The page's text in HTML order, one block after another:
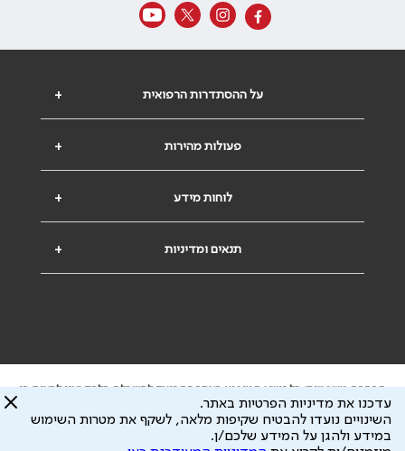
+ על ההסתדרות הרפואית
+ פעולות מהירות
+ לוחות מידע
+ תנאים ומדיניות
הבהרה משפטית: כל נושא המופיע באתר זה נועד להשכלה בלבד ואין לראות בו
ייעוץ רפואי או משפטי. אין הר"י אחראית לתוכן המתפרסם באתר זה ולכל נזק
שעלול להיגרם.
ידוע לי שהר"י אוספת ושומרת מידע אישי לצורך מתן השרות וכי חלק ממנו עשוי
עדכנו את מדיניות הפרטיות באתר.
השינויים נועדו להבטיח שקיפות מלאה, לשקף את מטרות השימוש
במידע ולהגן על המידע שלכם/ן.